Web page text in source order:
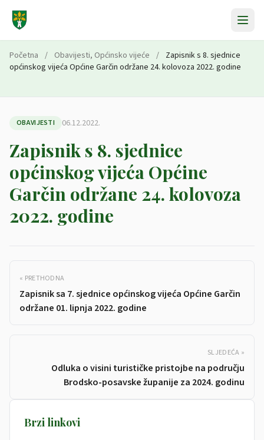
Početna / Obavijesti, Općinsko vijeće / Zapisnik s 8. sjednice
općinskog vijeća Općine Garčin održane 24. kolovoza 2022. godine
OBAVIJESTI 06.12.2022.
Zapisnik s 8. sjednice
općinskog vijeća Općine
Garčin održane 24. kolovoza
2022. godine
« PRETHODNA
Zapisnik sa 7. sjednice općinskog vijeća Općine Garčin
održane 01. lipnja 2022. godine
SLJEDEĆA »
Odluka o visini turističke pristojbe na području
Brodsko-posavske županije za 2024. godinu
Brzi linkovi